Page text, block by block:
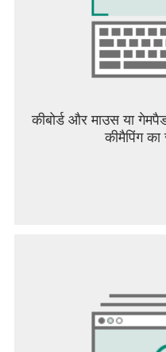
कीबोर्ड और माउस या
कीमैपिंग